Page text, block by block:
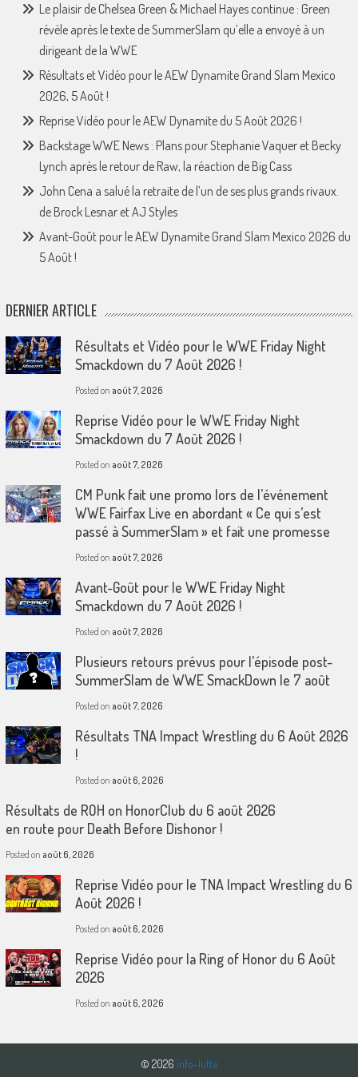
Le plaisir de Chelsea Green & Michael Hayes continue : Green
révèle après le texte de SummerSlam qu’elle a envoyé à un
dirigeant de la WWE
Résultats et Vidéo pour le AEW Dynamite Grand Slam Mexico
2026, 5 Août !
Reprise Vidéo pour le AEW Dynamite du 5 Août 2026 !
Backstage WWE News : Plans pour Stephanie Vaquer et Becky
Lynch après le retour de Raw, la réaction de Big Cass
John Cena a salué la retraite de l’un de ses plus grands rivaux.
de Brock Lesnar et AJ Styles
Avant-Goût pour le AEW Dynamite Grand Slam Mexico 2026 du
5 Août !
DERNIER ARTICLE
Résultats et Vidéo pour le WWE Friday Night
Smackdown du 7 Août 2026 !
Posted on août 7, 2026
Reprise Vidéo pour le WWE Friday Night
Smackdown du 7 Août 2026 !
Posted on août 7, 2026
CM Punk fait une promo lors de l’événement
WWE Fairfax Live en abordant « Ce qui s’est
passé à SummerSlam » et fait une promesse
Posted on août 7, 2026
Avant-Goût pour le WWE Friday Night
Smackdown du 7 Août 2026 !
Posted on août 7, 2026
Plusieurs retours prévus pour l’épisode post-
SummerSlam de WWE SmackDown le 7 août
Posted on août 7, 2026
Résultats TNA Impact Wrestling du 6 Août 2026
!
Posted on août 6, 2026
Résultats de ROH on HonorClub du 6 août 2026
en route pour Death Before Dishonor !
Posted on août 6, 2026
Reprise Vidéo pour le TNA Impact Wrestling du 6
Août 2026 !
Posted on août 6, 2026
Reprise Vidéo pour la Ring of Honor du 6 Août
2026
Posted on août 6, 2026
© 2026 info-lutte